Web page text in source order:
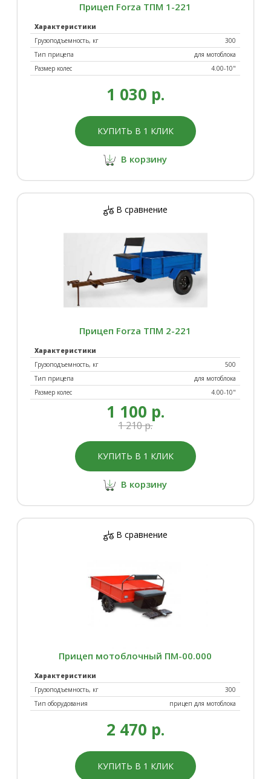
Прицеп Forza ТПМ 1-221
Характеристики
Грузоподъемность, кг
300
Тип прицепа
для мотоблока
Размер колес
4.00-10"
1 030 р.
КУПИТЬ В 1 КЛИК
В корзину
В сравнение
Прицеп Forza ТПМ 2-221
Характеристики
Грузоподъемность, кг
500
Тип прицепа
для мотоблока
Размер колес
4.00-10"
1 100 р.
1 210 р.
КУПИТЬ В 1 КЛИК
В корзину
В сравнение
Прицеп мотоблочный ПМ-00.000
Характеристики
Грузоподъемность, кг
300
Тип оборудования
прицеп для мотоблока
2 470 р.
КУПИТЬ В 1 КЛИК